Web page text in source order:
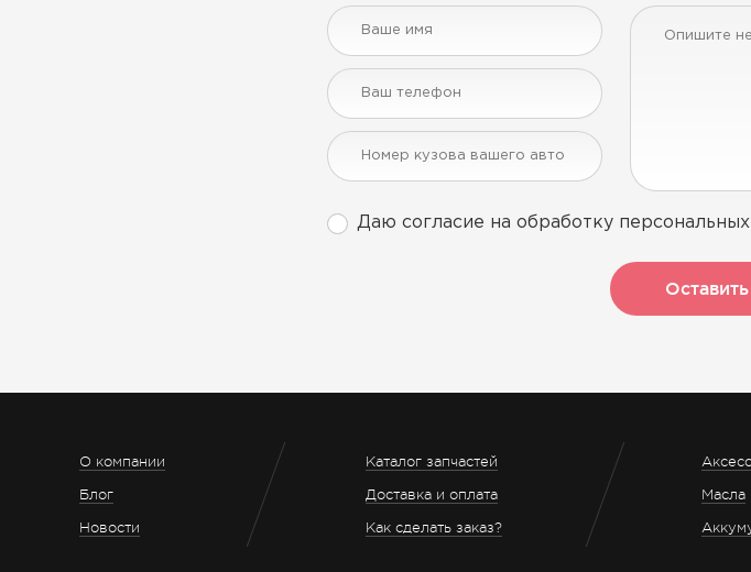
Даю согласие на обработку
О компании
Блог
Новости
Каталог запчастей
Доставка и оплата
Как сделать заказ?
Масла